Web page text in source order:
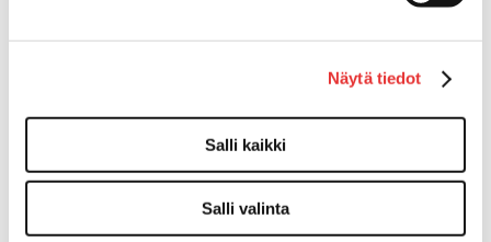
Näytä tiedot
Salli kaikki
Salli valinta
Vinssit
STIGA ruohonleikkurit
STIGA robottileikkurit
STIGA pienkoneet
STIGA lumilingot
Vapaa-aika